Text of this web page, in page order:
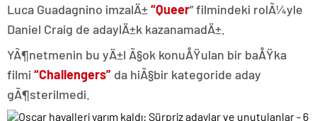
Luca Guadagnino imzalÄ±“Queer” filmindeki rolÃ¼yle
Daniel Craig de adaylÄ±k kazanamadÄ±.
YÃ¶netmenin bu yÄ±l Ã§ok konuÅŸulan bir baÅŸka
filmi “Challengers” da hiÃ§bir kategoride aday
gÃ¶sterilmedi.